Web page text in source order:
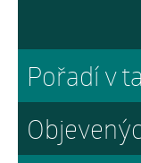
Pořadí v